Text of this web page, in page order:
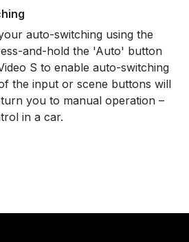
auto-switching using the
and-hold the 'Auto' button
S to enable auto-switching
the input or scene buttons will
you to manual operation –
in a car.